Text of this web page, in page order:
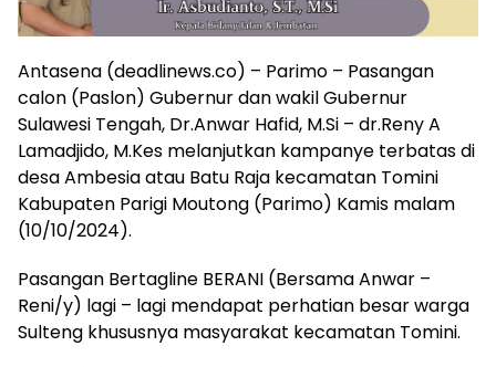
Antasena (deadlinews.co) – Parimo – Pasangan
calon (Paslon) Gubernur dan wakil Gubernur
Sulawesi Tengah, Dr.Anwar Hafid, M.Si – dr.Reny A
Lamadjido, M.Kes melanjutkan kampanye terbatas di
desa Ambesia atau Batu Raja kecamatan Tomini
Kabupaten Parigi Moutong (Parimo) Kamis malam
(10/10/2024).
Pasangan Bertagline BERANI (Bersama Anwar –
Reni/y) lagi – lagi mendapat perhatian besar warga
Sulteng khususnya masyarakat kecamatan Tomini.